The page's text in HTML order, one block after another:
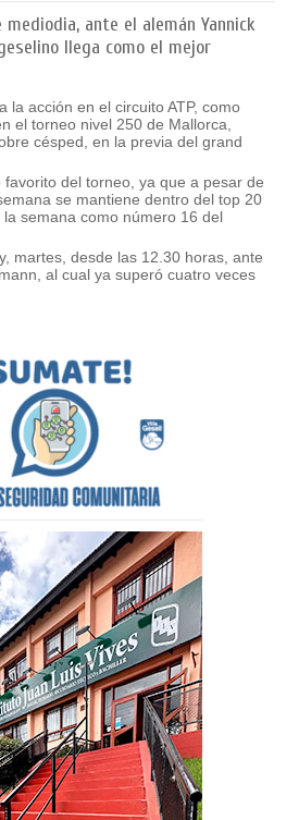
mediodia, ante el alemán Yannick
llega como el mejor
la acción en el circuito ATP, como
el torneo nivel 250 de Mallorca,
césped, en la previa del grand
del torneo, ya que a pesar de
se mantiene dentro del top 20
semana como número 16 del
martes, desde las 12.30 horas, ante
al cual ya superó cuatro veces